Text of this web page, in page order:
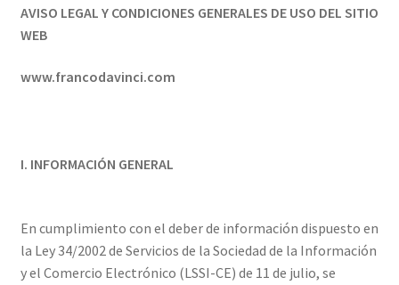
Anillos
Pendientes
Sobre nosotros
Contactar
AVISO LEGAL Y CONDICIONES GENERALES DE USO DEL SITIO
WEB
www.francodavinci.com
I. INFORMACIÓN GENERAL
En cumplimiento con el deber de información dispuesto en
la Ley 34/2002 de Servicios de la Sociedad de la Información
y el Comercio Electrónico (LSSI-CE) de 11 de julio, se